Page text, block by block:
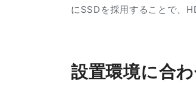
にSSDを採用することで、
設置環境に合